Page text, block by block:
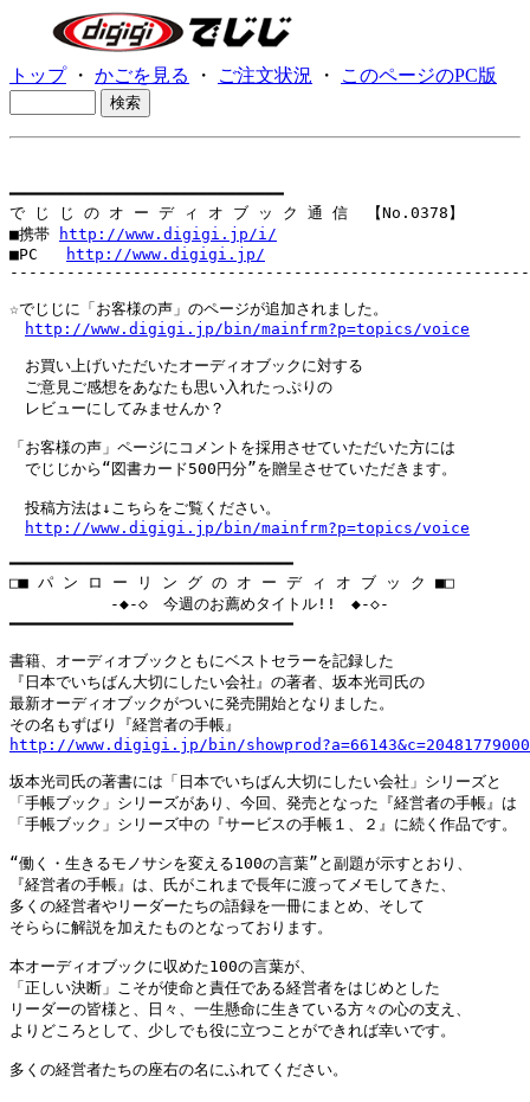
トップ・ かごを見る ・ ご注文状況 ・ このページのPC版
━━━━━━━━━━━━━━━━━━━━━━━━━━━━━
で じ じ の オ ー デ ィ オ ブ ッ ク 通 信  【No.0378】
■携帯
http://www.digigi.jp/i/
■PC
http://www.digigi.jp/
☆でじじに「お客様の声」のページが追加されました。
http://www.digigi.jp/bin/mainfrm?p=topics/voice
お買い上げいただいたオーディオブックに対する
ご意見ご感想をあなたも思い入れたっぷりの
レビューにしてみませんか？
「お客様の声」ページにコメントを採用させていただいた方には
でじじから“図書カード500円分”を贈呈させていただきます。
投稿方法は↓こちらをご覧ください。
http://www.digigi.jp/bin/mainfrm?p=topics/voice
━━━━━━━━━━━━━━━━━━━━━━━━━━━━━━
□■ パ ン ロ ー リ ン グ の オ ー デ ィ オ ブ ッ ク ■□
-◆-◇　今週のお薦めタイトル!!　◆-◇-
━━━━━━━━━━━━━━━━━━━━━━━━━━━━━━
書籍、オーディオブックともにベストセラーを記録した
『日本でいちばん大切にしたい会社』の著者、坂本光司氏の
最新オーディオブックがついに発売開始となりました。
http://www.digigi.jp/bin/
坂本光司氏の著書には「日本でいちばん大切にしたい会社」シリーズと
「手帳ブック」シリーズがあり、今回、発売となった『経営者の手帳』は
「手帳ブック」シリーズ中の『サービスの手帳１、２』に続く作品です。
“働く・生きるモノサシを変える100の言葉”と副題が示すとおり、
『経営者の手帳』は、氏がこれまで長年に渡ってメモしてきた、
多くの経営者やリーダーたちの語録を一冊にまとめ、そして
そららに解説を加えたものとなっております。
本オーディオブックに収めた100の言葉が、
「正しい決断」こそが使命と責任である経営者をはじめとした
リーダーの皆様と、日々、一生懸命に生きている方々の心の支え、
よりどころとして、少しでも役に立つことができれば幸いです。
多くの経営者たちの座右の名にふれてください。